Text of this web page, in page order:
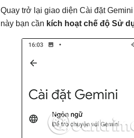
Quay trở lại giao diện Cài đặt Gemini
này bạn cần kích hoạt chế độ Sử